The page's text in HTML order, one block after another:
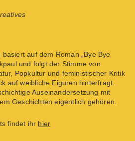
auf dem Roman „Bye Bye
und folgt der Stimme von
Popkultur und feministischer Kritik
auf weibliche Figuren hinterfragt.
Auseinandersetzung mit
Geschichten eigentlich gehören.
findet ihr hier